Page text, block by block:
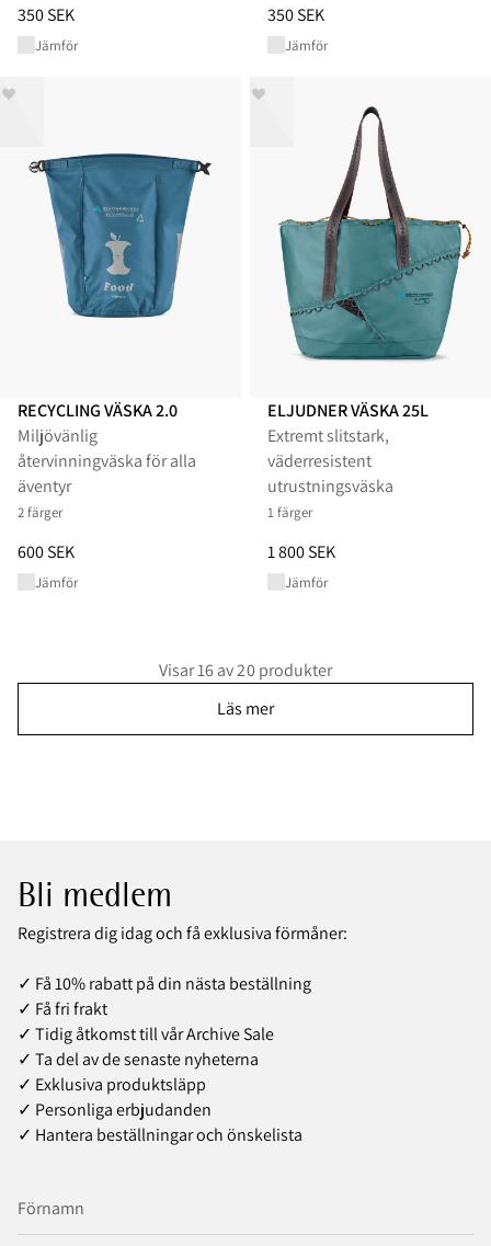
Pris:350 SEK, sänkt från 350 SEK
350 SEK
Jämför
Pris:350 SEK, sänkt från 350
350 SEK
Jämför
RECYCLING VÄSKA 2.0
Miljövänlig
återvinningväska för alla
äventyr
2 färger
Pris:600 SEK, sänkt från 600 SEK
600 SEK
Jämför
ELJUDNER VÄSKA 25L
Extremt slitstark,
väderresistent
utrustningsväska
1 färger
Pris:1 800 SEK, sänkt från 1
1 800 SEK
Jämför
Visar 16 av 20 produkter
Läs mer
Bli medlem
Registrera dig idag och få exklusiva förmåner:
✓ Få 10% rabatt på din nästa beställning
✓ Få fri frakt
✓ Tidig åtkomst till vår Archive Sale
✓ Ta del av de senaste nyheterna
✓ Exklusiva produktsläpp
✓ Personliga erbjudanden
✓ Hantera beställningar och önskelista